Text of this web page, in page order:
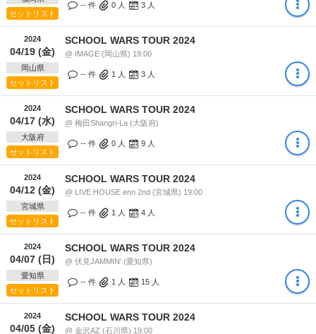
セットリスト
-- 件 0 人 3 人
2024
04/19 (金)
岡山県
セットリスト
SCHOOL WARS TOUR 2024
@ IMAGE (岡山県) 19:00
-- 件 1 人 3 人
2024
04/17 (水)
大阪府
セットリスト
SCHOOL WARS TOUR 2024
@ 梅田Shangri-La (大阪府)
-- 件 0 人 9 人
2024
04/12 (金)
宮城県
セットリスト
SCHOOL WARS TOUR 2024
@ LIVE HOUSE enn 2nd (宮城県) 19:00
-- 件 1 人 4 人
2024
04/07 (日)
愛知県
セットリスト
SCHOOL WARS TOUR 2024
@ 伏見JAMMIN' (愛知県)
-- 件 1 人 15 人
2024
04/05 (金)
SCHOOL WARS TOUR 2024
@ 金沢AZ (石川県) 19:00